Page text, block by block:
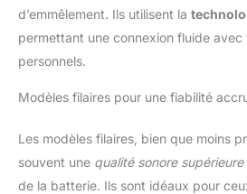
d’emmêlement. Ils utilisent la
permettant une connexion fluide avec
personnels.
Modèles filaires pour une fiabilité
Les modèles filaires, bien que moins
souvent une qualité sonore supérieure
de la batterie. Ils sont idéaux pour